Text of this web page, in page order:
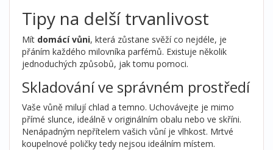
Tipy na delší trvanlivost
Mít domácí vůni, která zůstane svěží co nejdéle, je
přáním každého milovníka parfémů. Existuje několik
jednoduchých způsobů, jak tomu pomoci.
Skladování ve správném prostředí
Vaše vůně milují chlad a temno. Uchovávejte je mimo
přímé slunce, ideálně v originálním obalu nebo ve skříni.
Nenápadným nepřítelem vašich vůní je vlhkost. Mrtvé
koupelnové poličky tedy nejsou ideálním místem.